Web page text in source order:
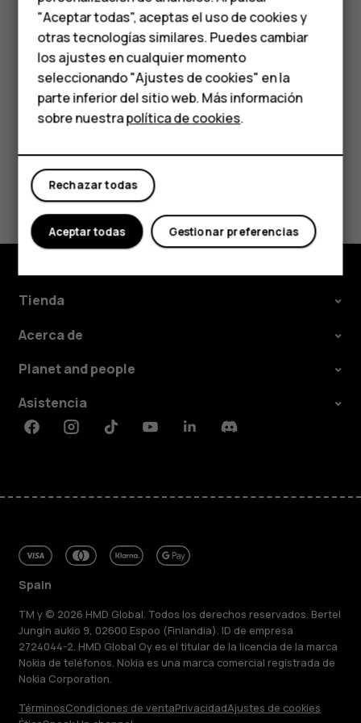
Accesorios
HMD Terra M
Para empresas
Tabletas
Tienda
Mi cuenta
Eliminar una cita
Toque el evento.
Toquemore_vert>Eliminar.
¿Te ha parecido útil?
No
Tienda
Acerca de
Planet and people
Asistencia
FacebookInstagramTiktokYoutubeLinkedinDiscord
Spain
TM y © 2026 HMD Global. Todos los derechos reservados. Bertel
Jungin aukio 9, 02600 Espoo (Finlandia). ID de empresa
2724044-2. HMD Global Oy es el titular de la licencia de la marca
Nokia de teléfonos. Nokia es una marca comercial registrada de
Nokia Corporation.
TérminosCondiciones de ventaPrivacidadAjustes de cookies
"Aceptar todas", aceptas el uso de cookies y
otras tecnologías similares. Puedes cambiar
los ajustes en cualquier momento
seleccionando "Ajustes de cookies" en la
parte inferior del sitio web. Más información
sobre nuestrapolítica de cookies.
Rechazar todas
Gestionar preferencias
Aceptar todas